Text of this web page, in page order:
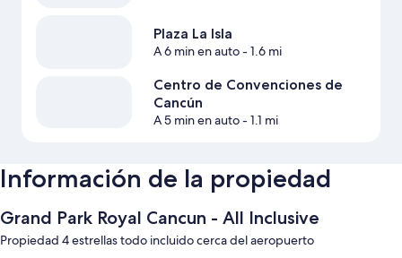
Plaza La Isla
A 6 min en auto- 1.6 mi
Centro de Convenciones de
Cancún
A 5 min en auto- 1.1 mi
Información de la propiedad
Grand Park Royal Cancun - All Inclusive
Propiedad 4 estrellas todo incluido cerca del aeropuerto